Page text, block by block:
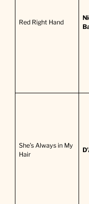
Red Right Hand
She’s Always in My
Hair